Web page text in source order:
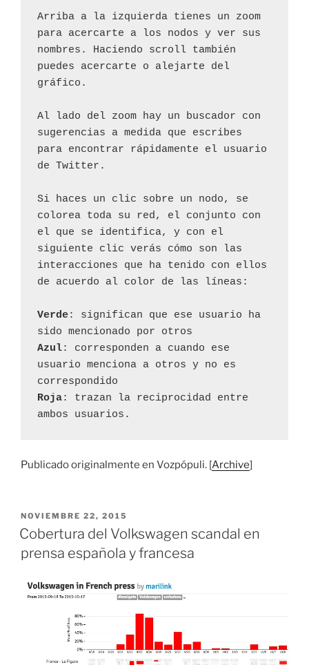
Arriba a la izquierda tienes un zoom
para acercarte a los nodos y ver sus
nombres. Haciendo scroll también
puedes acercarte o alejarte del
gráfico.
Al lado del zoom hay un buscador con
sugerencias a medida que escribes
para encontrar rápidamente el usuario
de Twitter.
Si haces un clic sobre un nodo, se
colorea toda su red, el conjunto con
el que se identifica, y con el
siguiente clic verás cómo son las
interacciones que ha tenido con ellos
de acuerdo al color de las líneas:
Verde: significan que ese usuario ha
Azul: corresponden a cuando ese
usuario menciona a otros y no es
Roja: trazan la reciprocidad entre
ambos usuarios.
Publicado originalmente en Vozpópuli. [Archive]
PUBLICADO
EL
NOVIEMBRE 22, 2015
Cobertura del Volkswagen scandal en
prensa española y francesa